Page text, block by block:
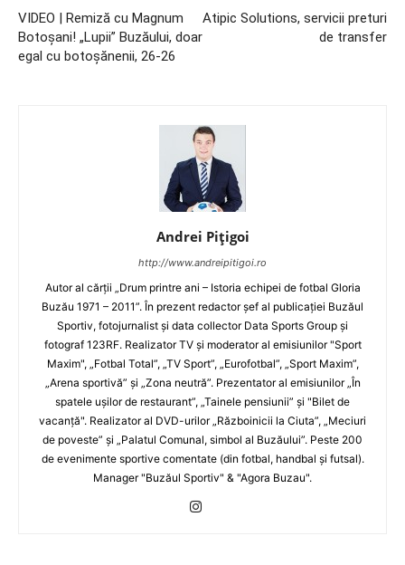
VIDEO | Remiză cu Magnum
Botoşani! „Lupii” Buzăului, doar
egal cu botoşănenii, 26-26
Atipic Solutions, servicii preturi
de transfer
Andrei Pițigoi
http://www.andreipitigoi.ro
Autor al cărţii „Drum printre ani – Istoria echipei de fotbal Gloria
Buzău 1971 – 2011”. În prezent redactor şef al publicaţiei Buzăul
Sportiv, fotojurnalist şi data collector Data Sports Group şi
fotograf 123RF. Realizator TV şi moderator al emisiunilor "Sport
Maxim", „Fotbal Total”, „TV Sport”, „Eurofotbal”, „Sport Maxim”,
„Arena sportivă” şi „Zona neutră”. Prezentator al emisiunilor „În
spatele uşilor de restaurant”, „Tainele pensiunii” şi "Bilet de
vacanţă". Realizator al DVD-urilor „Războinicii la Ciuta”, „Meciuri
de poveste” şi „Palatul Comunal, simbol al Buzăului”. Peste 200
de evenimente sportive comentate (din fotbal, handbal şi futsal).
Manager "Buzăul Sportiv" & "Agora Buzau".